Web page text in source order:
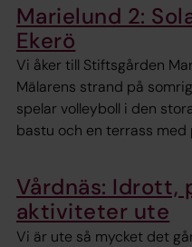
Marielund 2:
Ekerö
Vi åker till Stiftsgården
Mälarens strand på
spelar volleyboll i den
bastu och en terrass med
Vårdnäs: Idrott,
aktiviteter ute
Vi är ute så mycket det